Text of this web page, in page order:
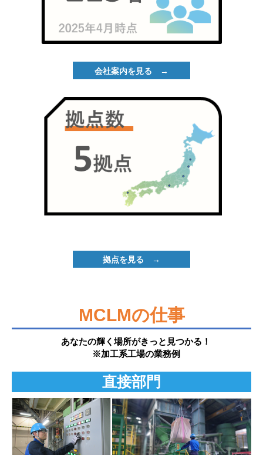
会社案内を見る →
拠点を見る →
MCLMの仕事
あなたの輝く場所がきっと見つかる！
※加工系工場の業務例
直接部門